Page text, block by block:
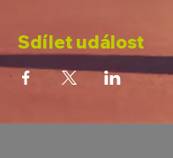
Sdílet událost